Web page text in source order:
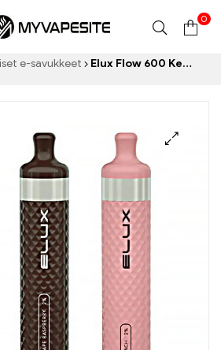
0
e-savukkeet Elux Flow 600 Kertakäyttöinen vape 600 Puffs